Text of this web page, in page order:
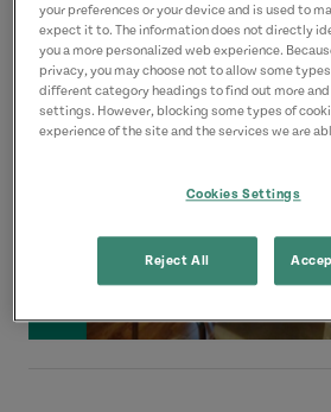
your preferences or your device and is used to
expect it to. The information does not directly
you a more personalized web experience.
privacy, you may choose not to allow some
different category headings to find out more
settings. However, blocking some types of
experience of the site and the services we are
Cookies Settings
Reject All